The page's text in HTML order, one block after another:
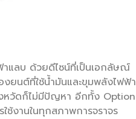
แลบ ด้วยดีไซน์ที่เป็นเอกลัษณ์
งยนต์ที่ใช้น้ำมันและขุมพลังไฟฟ้า
งหวัดก็ไม่มีปัญหา อีกทั้ง Option
ช้งานในทุกสภาพการจราจร